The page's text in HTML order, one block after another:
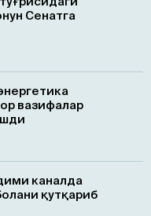
Сенатга
вазифалар
каналда
қутқариб